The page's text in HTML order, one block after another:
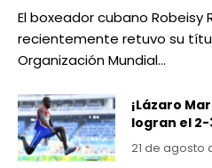
El boxeador cubano Robeisy
recientemente retuvo su
Organización Mundial…
¡Lázaro
logran el
21 de agosto